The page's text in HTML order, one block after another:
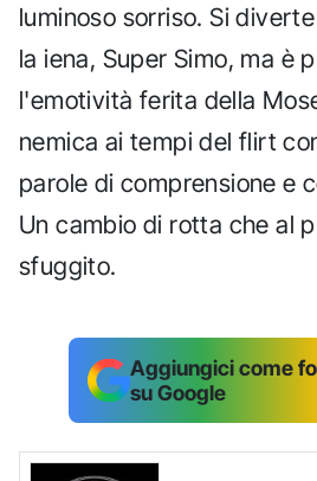
luminoso sorriso. Si
la iena, Super Simo, ma è
l'emotività ferita della
nemica ai tempi del flirt
parole di comprensione e
Un cambio di rotta che al
sfuggito.
Aggiungici come
su Google